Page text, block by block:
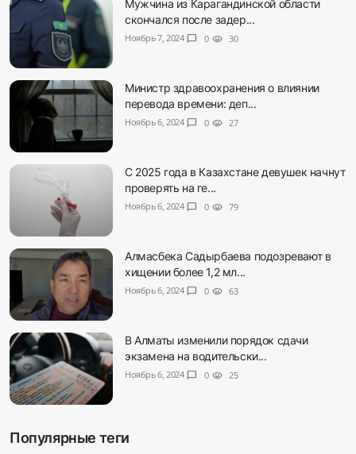
Мужчина из Карагандинской области
скончался после задер...
Ноябрь 7, 2024 chat_bubble 0 visibility 30
Министр здравоохранения о влиянии
перевода времени: деп...
Ноябрь 6, 2024 chat_bubble 0 visibility 27
С 2025 года в Казахстане девушек начнут
проверять на ге...
Ноябрь 6, 2024 chat_bubble 0 visibility 79
Алмасбека Садырбаева подозревают в
хищении более 1,2 мл...
Ноябрь 6, 2024 chat_bubble 0 visibility 63
В Алматы изменили порядок сдачи
экзамена на водительски...
Ноябрь 6, 2024 chat_bubble 0 visibility 25
Популярные теги